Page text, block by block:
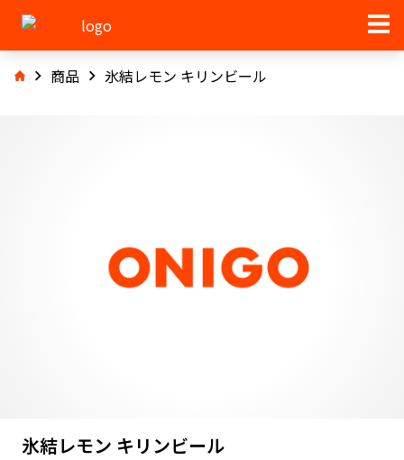
商品 氷結レモン キリンビール
氷結レモン キリンビール